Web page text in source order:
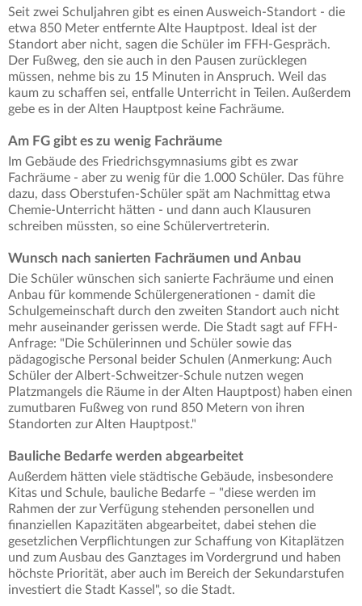
Seit zwei Schuljahren gibt es einen Ausweich-Standort - die
etwa 850 Meter entfernte Alte Hauptpost. Ideal ist der
Standort aber nicht, sagen die Schüler im FFH-Gespräch.
Der Fußweg, den sie auch in den Pausen zurücklegen
müssen, nehme bis zu 15 Minuten in Anspruch. Weil das
kaum zu schaffen sei, entfalle Unterricht in Teilen. Außerdem
gebe es in der Alten Hauptpost keine Fachräume.
Am FG gibt es zu wenig Fachräume
Im Gebäude des Friedrichsgymnasiums gibt es zwar
Fachräume - aber zu wenig für die 1.000 Schüler. Das führe
dazu, dass Oberstufen-Schüler spät am Nachmittag etwa
Chemie-Unterricht hätten - und dann auch Klausuren
schreiben müssten, so eine Schülervertreterin.
Wunsch nach sanierten Fachräumen und Anbau
Die Schüler wünschen sich sanierte Fachräume und einen
Anbau für kommende Schülergenerationen - damit die
Schulgemeinschaft durch den zweiten Standort auch nicht
mehr auseinander gerissen werde. Die Stadt sagt auf FFH-
Anfrage: "Die Schülerinnen und Schüler sowie das
pädagogische Personal beider Schulen (Anmerkung: Auch
Schüler der Albert-Schweitzer-Schule nutzen wegen
Platzmangels die Räume in der Alten Hauptpost) haben einen
zumutbaren Fußweg von rund 850 Metern von ihren
Standorten zur Alten Hauptpost."
Bauliche Bedarfe werden abgearbeitet
Außerdem hätten viele städtische Gebäude, insbesondere
Kitas und Schule, bauliche Bedarfe – "diese werden im
Rahmen der zur Verfügung stehenden personellen und
finanziellen Kapazitäten abgearbeitet, dabei stehen die
gesetzlichen Verpflichtungen zur Schaffung von Kitaplätzen
und zum Ausbau des Ganztages im Vordergrund und haben
höchste Priorität, aber auch im Bereich der Sekundarstufen
investiert die Stadt Kassel", so die Stadt.